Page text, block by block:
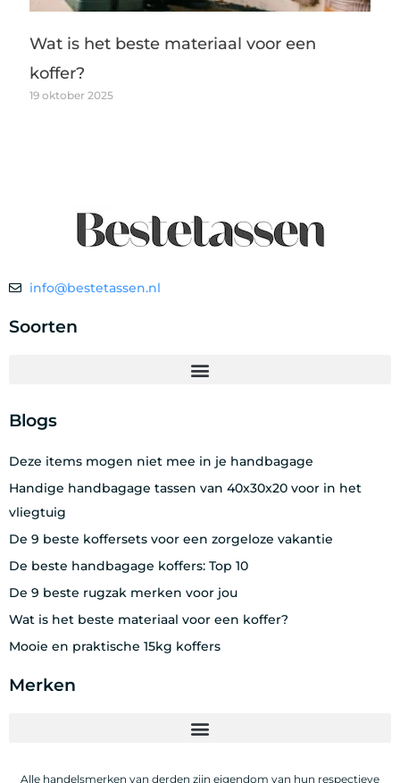
Wat is het beste materiaal voor een
koffer?
19 oktober 2025
info@bestetassen.nl
Soorten
Blogs
Deze items mogen niet mee in je handbagage
Handige handbagage tassen van 40x30x20 voor in het
vliegtuig
De 9 beste koffersets voor een zorgeloze vakantie
De beste handbagage koffers: Top 10
De 9 beste rugzak merken voor jou
Wat is het beste materiaal voor een koffer?
Mooie en praktische 15kg koffers
Merken
Alle handelsmerken van derden zijn eigendom van hun respectieve